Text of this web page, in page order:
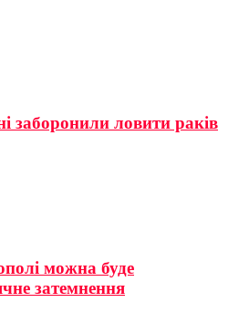
заборонили ловити раків
можна буде
затемнення